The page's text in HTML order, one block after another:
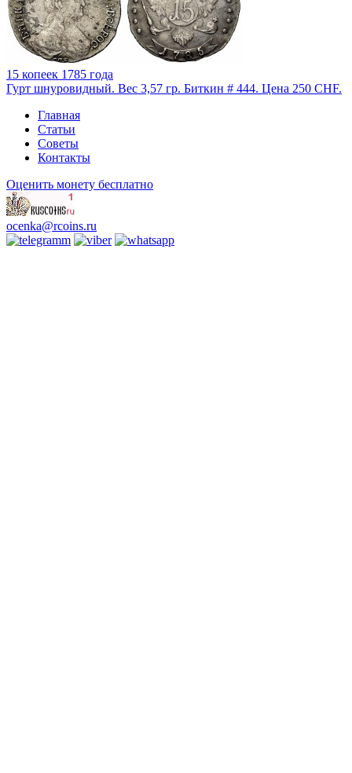
15 копеек 1785 года
Гурт шнуровидный. Вес 3,57 гр. Биткин # 444. Цена 250 CHF.
Главная
Статьи
Советы
Контакты
Оценить монету бесплатно
ocenka@rcoins.ru